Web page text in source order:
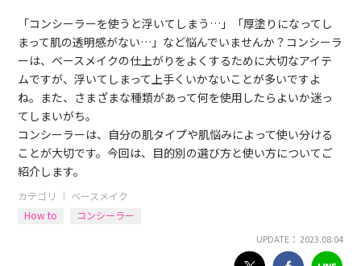
「コンシーラーを使うと浮いてしまう…」「厚塗りになってし
まって肌の透明感がない…」など悩んでいませんか？コンシーラ
ーは、ベースメイクの仕上がりをよくするために大切なアイテ
ムですが、浮いてしまって上手くいかないことが多いですよ
ね。また、さまざまな種類があって何を使用したらよいか迷っ
てしまいがち。
コンシーラーは、自分の肌タイプや肌悩みによって使い分ける
ことが大切です。今回は、目的別の選び方と使い方についてご
紹介します。
カテゴリ ｜ ベースメイク
How to
コンシーラー
UPDATE： 2023.08.04